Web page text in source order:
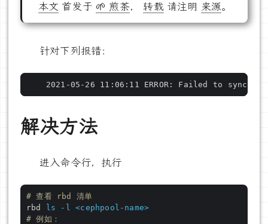
本文 首发于 🌱 煎茶，转载请注明 来源。
针对下列报错：
2021-05-26 11:06:11 ERROR: Failed to sync
解决方法
进入命令行，执行
# 查看 rbd 清单
rbd
ls -l <cephpool-name>
# 例如：